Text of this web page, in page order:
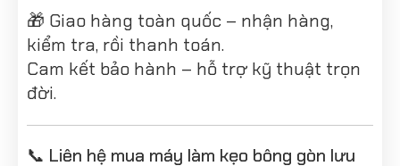
🎁 Giao hàng toàn quốc – nhận hàng,
kiểm tra, rồi thanh toán.
Cam kết bảo hành – hỗ trợ kỹ thuật trọn
đời.
📞 Liên hệ mua máy làm kẹo bông gòn lưu